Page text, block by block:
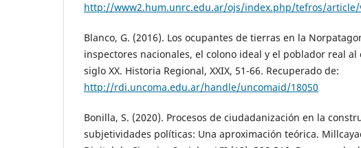
http://www2.hum.unrc.edu.ar/ojs/index.php/tefros/article/
Blanco, G. (2016). Los ocupantes de tierras en la
inspectores nacionales, el colono ideal y el poblador real al
siglo XX. Historia Regional, XXIX, 51-66. Recuperado de:
http://rdi.uncoma.edu.ar/handle/uncomaid/18050
Bonilla, S. (2020). Procesos de ciudadanización en la
subjetividades políticas: Una aproximación teórica.